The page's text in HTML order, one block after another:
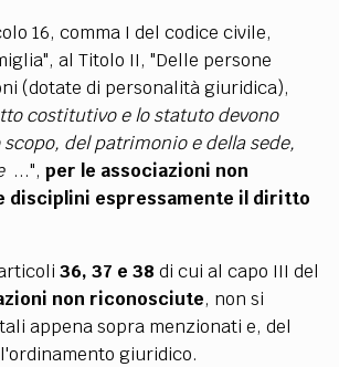
16, comma I del codice civile,
al Titolo II, "Delle persone
(dotate di personalità giuridica),
costitutivo e lo statuto devono
del patrimonio e della sede,
...", per le associazioni non
disciplini espressamente il diritto
36, 37 e 38 di cui al capo III del
non riconosciute, non si
appena sopra menzionati e, del
giuridico.